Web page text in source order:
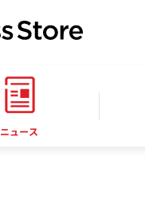
ニュース